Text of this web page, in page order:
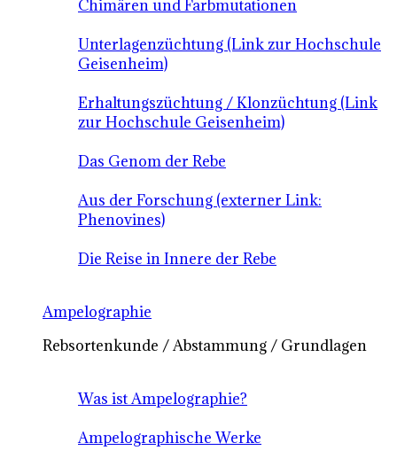
Chimären und Farbmutationen
Unterlagenzüchtung (Link zur Hochschule
Geisenheim)
Erhaltungszüchtung / Klonzüchtung (Link
zur Hochschule Geisenheim)
Das Genom der Rebe
Aus der Forschung (externer Link:
Phenovines)
Die Reise in Innere der Rebe
Ampelographie
Rebsortenkunde / Abstammung / Grundlagen
Was ist Ampelographie?
Ampelographische Werke